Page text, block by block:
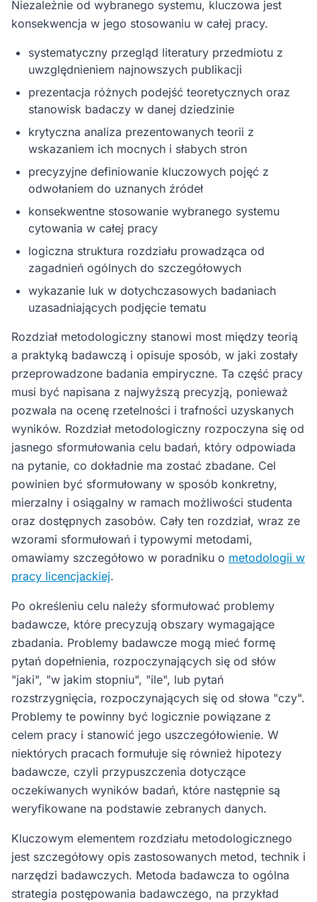
Niezależnie od wybranego systemu, kluczowa jest
konsekwencja w jego stosowaniu w całej pracy.
systematyczny przegląd literatury przedmiotu z
uwzględnieniem najnowszych publikacji
prezentacja różnych podejść teoretycznych oraz
stanowisk badaczy w danej dziedzinie
krytyczna analiza prezentowanych teorii z
wskazaniem ich mocnych i słabych stron
precyzyjne definiowanie kluczowych pojęć z
odwołaniem do uznanych źródeł
konsekwentne stosowanie wybranego systemu
cytowania w całej pracy
logiczna struktura rozdziału prowadząca od
zagadnień ogólnych do szczegółowych
wykazanie luk w dotychczasowych badaniach
uzasadniających podjęcie tematu
Rozdział metodologiczny stanowi most między teorią
a praktyką badawczą i opisuje sposób, w jaki zostały
przeprowadzone badania empiryczne. Ta część pracy
musi być napisana z najwyższą precyzją, ponieważ
pozwala na ocenę rzetelności i trafności uzyskanych
wyników. Rozdział metodologiczny rozpoczyna się od
jasnego sformułowania celu badań, który odpowiada
na pytanie, co dokładnie ma zostać zbadane. Cel
powinien być sformułowany w sposób konkretny,
mierzalny i osiągalny w ramach możliwości studenta
oraz dostępnych zasobów. Cały ten rozdział, wraz ze
wzorami sformułowań i typowymi metodami,
omawiamy szczegółowo w poradniku o metodologii w
pracy licencjackiej.
Po określeniu celu należy sformułować problemy
badawcze, które precyzują obszary wymagające
zbadania. Problemy badawcze mogą mieć formę
pytań dopełnienia, rozpoczynających się od słów
"jaki", "w jakim stopniu", "ile", lub pytań
rozstrzygnięcia, rozpoczynających się od słowa "czy".
Problemy te powinny być logicznie powiązane z
celem pracy i stanowić jego uszczegółowienie. W
niektórych pracach formułuje się również hipotezy
badawcze, czyli przypuszczenia dotyczące
oczekiwanych wyników badań, które następnie są
weryfikowane na podstawie zebranych danych.
Kluczowym elementem rozdziału metodologicznego
jest szczegółowy opis zastosowanych metod, technik i
narzędzi badawczych. Metoda badawcza to ogólna
strategia postępowania badawczego, na przykład